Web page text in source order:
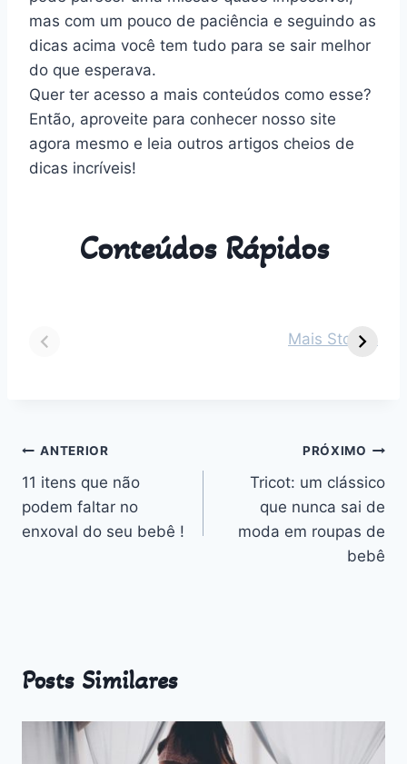
mas com um pouco de paciência e seguindo as
dicas acima você tem tudo para se sair melhor
do que esperava.
Quer ter acesso a mais conteúdos como esse?
Então, aproveite para conhecer nosso site
agora mesmo e leia outros artigos cheios de
dicas incríveis!
Conteúdos Rápidos
Mais Stories
seu bebê de 2
sobre Parto
Navegação
de
Post
ANTERIOR
11 itens que não
podem faltar no
enxoval do seu bebê !
PRÓXIMO
Tricot: um clássico
que nunca sai de
moda em roupas de
bebê
Posts Similares